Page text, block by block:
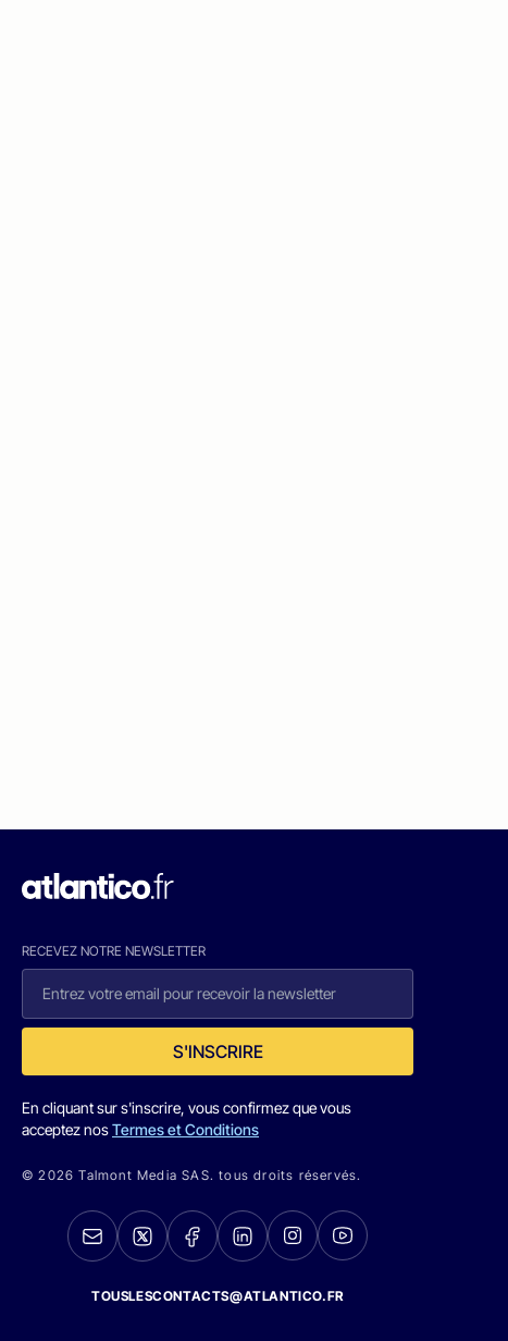
RECEVEZ NOTRE NEWSLETTER
S'INSCRIRE
En cliquant sur s'inscrire, vous confirmez que vous
acceptez nosTermes et Conditions
© 2026 Talmont Media SAS. tous droits réservés.
TOUSLESCONTACTS@ATLANTICO.FR